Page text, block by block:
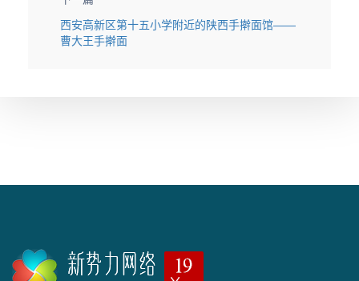
西安高新区第十五小学附近的陕西手擀面馆——
曹大王手擀面